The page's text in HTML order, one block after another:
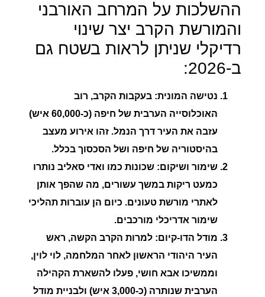
ההשלכות על המרחב האורבני
והמורשת הקרב יצר שינוי
רדיקלי שניתן לראות בשטח גם
ב-2026:
נטישה המונית: בעקבות הקרב, רוב
האוכלוסייה הערבית של חיפה (כ-60,000 איש)
עזבה את העיר דרך הנמל. זהו אירוע מעצב
בהיסטוריה של חיפה ושל הסכסוך בכלל.
שימור ושיקום: שכונות כמו ואדי סאליב נותרו
כמעט ריקות במשך עשורים, מה שהפך אותן
לאתרי מורשת טעונים. כיום הן עוברות תהליכי
שימור אדריכלי מורכבים.
מודל הדו-קיום: למרות הקרב הקשה, ראש
העיר היהודי הראשון לאחר המלחמה, לוי לוין,
וממשיכו אבא חושי, פעלו להשארת הקהילה
הערבית שנותרה (כ-3,000 איש) ולבניית מודל